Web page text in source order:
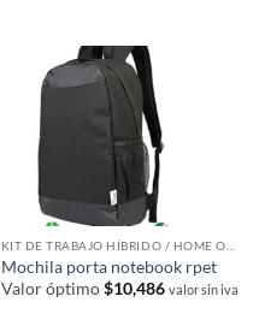
Mochila porta notebook rpet
Valor óptimo$10,486 valor sin iva